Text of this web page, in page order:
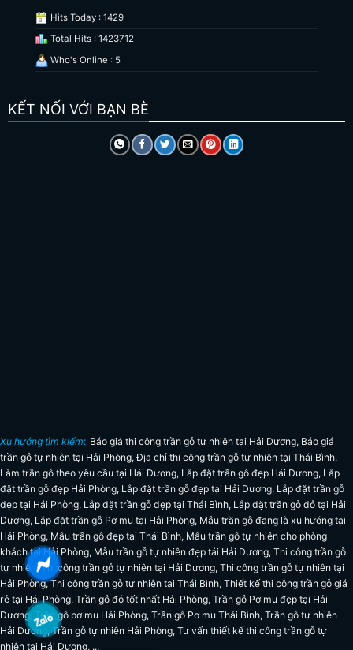
Hits Today : 1429
Total Hits : 1423712
Who's Online : 5
KẾT NỐI VỚI BẠN BÈ
Xu hướng tìm kiếm: Báo giá thi công trần gỗ tự nhiên tại Hải Dương, Báo giá
trần gỗ tự nhiên tại Hải Phòng,Địa chỉ thi công trần gỗ tự nhiên tại Thái Bình,
Làm trần gỗ theo yêu cầu tại Hải Dương, Lắp đặt trần gỗ đẹp Hải Dương, Lắp
đặt trần gỗ đẹp Hải Phòng, Lắp đặt trần gỗ đẹp tại Hải Dương, Lắp đặt trần gỗ
đẹp tại Hải Phòng, Lắp đặt trần gỗ đẹp tại Thái Bình, Lắp đặt trần gỗ đỏ tại Hải
Dương, Lắp đặt trần gỗ Pơ mu tại Hải Phòng, Mẫu trần gỗ đang là xu hướng tại
Hải Phòng, Mẫu trần gỗ đẹp tại Thái Bình, Mẫu trần gỗ tự nhiên cho phòng
khách tại Hải Phòng, Mẫu trần gỗ tự nhiên đẹp tải Hải Dương, Thi công trần gỗ
tự nhiên ,Thi công trần gỗ tự nhiên tại Hải Dương, Thi công trần gỗ tự nhiên tại
Hải Phòng,Thi công trần gỗ tự nhiên tại Thái Bình, Thiết kế thi công trần gỗ giá
rẻ tại Hải Phòng, Trần gỗ đỏ tốt nhất Hải Phòng, Trần gỗ Pơ mu đẹp tại Hải
Dương Trần gỗ pơ mu Hải Phòng, Trần gỗ Pơ mu Thái Bình, Trần gỗ tự nhiên
Hải Dương ,Trần gỗ tự nhiên Hải Phòng, Tư vấn thiết kế thi công trần gỗ tự
nhiên tại Hải Dương, ...